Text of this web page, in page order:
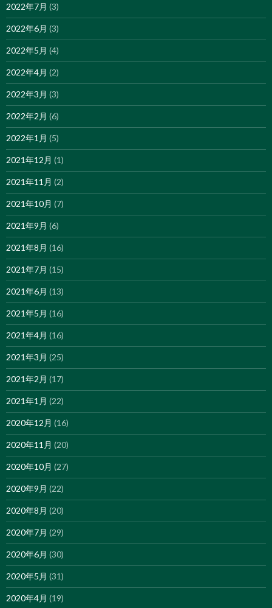
2022年7月 (3)
2022年6月 (3)
2022年5月 (4)
2022年4月 (2)
2022年3月 (3)
2022年2月 (6)
2022年1月 (5)
2021年12月 (1)
2021年11月 (2)
2021年10月 (7)
2021年9月 (6)
2021年8月 (16)
2021年7月 (15)
2021年6月 (13)
2021年5月 (16)
2021年4月 (16)
2021年3月 (25)
2021年2月 (17)
2021年1月 (22)
2020年12月 (16)
2020年11月 (20)
2020年10月 (27)
2020年9月 (22)
2020年8月 (20)
2020年7月 (29)
2020年6月 (30)
2020年5月 (31)
2020年4月 (19)